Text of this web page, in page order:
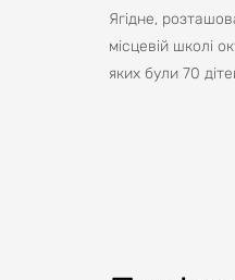
Ягідне,
місцевій школі
яких були 70
Вбили 17